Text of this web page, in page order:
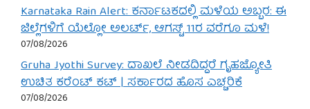
Karnataka Rain Alert: ಕರ್ನಾಟಕದಲ್ಲಿ ಮಳೆಯ ಅಬ್ಬರ: ಈ
ಜಿಲ್ಲೆಗಳಿಗೆ ಯೆಲ್ಲೋ ಅಲರ್ಟ್, ಆಗಸ್ಟ್ 11ರ ವರೆಗೂ ಮಳೆ!
07/08/2026
Gruha Jyothi Survey: ದಾಖಲೆ ನೀಡದಿದ್ದರೆ ಗೃಹಜ್ಯೋತಿ
ಉಚಿತ ಕರೆಂಟ್ ಕಟ್ | ಸರ್ಕಾರದ ಹೊಸ ಎಚ್ಚರಿಕೆ
07/08/2026